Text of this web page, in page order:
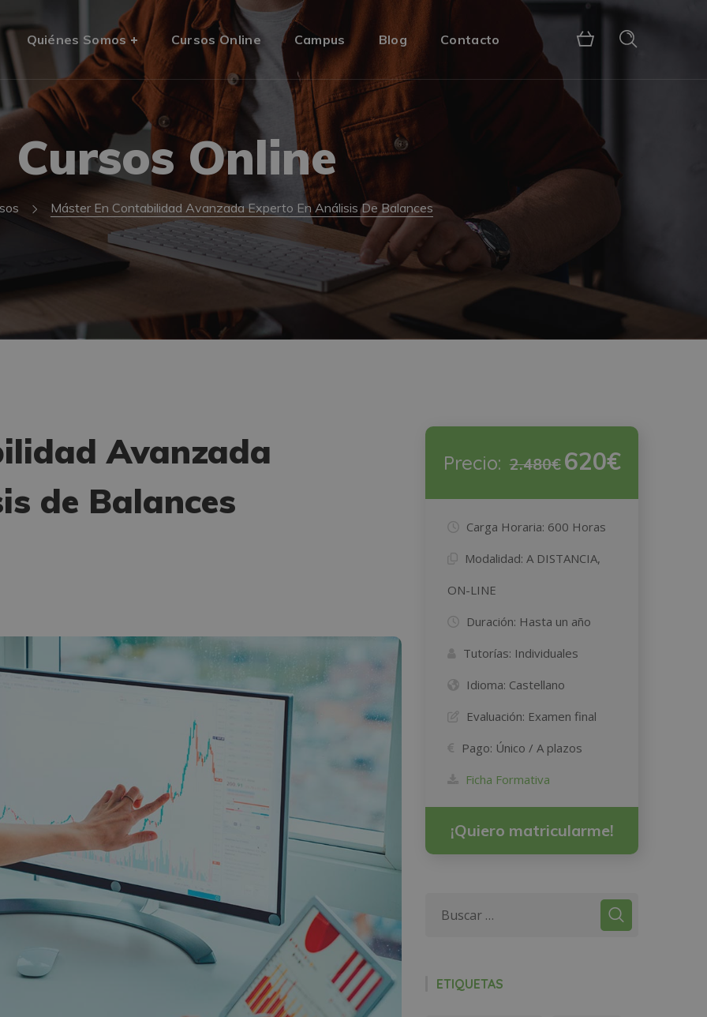
Quiénes Somos Cursos Online Campus Blog Contacto
Cursos Online
Máster En Contabilidad Avanzada Experto En Análisis De Balances
Avanzada
de Balances
Precio: 2.480€ 620€
Carga Horaria: 600 Horas
Modalidad: A DISTANCIA,
ON-LINE
Duración: Hasta un año
Tutorías: Individuales
Idioma: Castellano
Evaluación: Examen final
Pago: Único / A plazos
Ficha Formativa
¡Quiero matricularme!
ETIQUETAS